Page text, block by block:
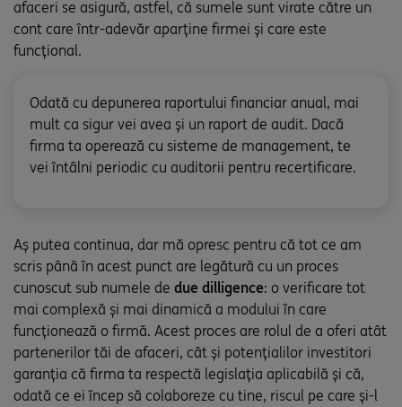
afaceri se asigură, astfel, că sumele sunt virate către un
cont care într-adevăr aparține firmei și care este
funcțional.
Odată cu depunerea raportului financiar anual, mai
mult ca sigur vei avea și un raport de audit. Dacă
firma ta operează cu sisteme de management, te
vei întâlni periodic cu auditorii pentru recertificare.
Aș putea continua, dar mă opresc pentru că tot ce am
scris până în acest punct are legătură cu un proces
cunoscut sub numele de due dilligence: o verificare tot
mai complexă și mai dinamică a modului în care
funcționează o firmă. Acest proces are rolul de a oferi atât
partenerilor tăi de afaceri, cât și potențialilor investitori
garanția că firma ta respectă legislația aplicabilă și că,
odată ce ei încep să colaboreze cu tine, riscul pe care și-l